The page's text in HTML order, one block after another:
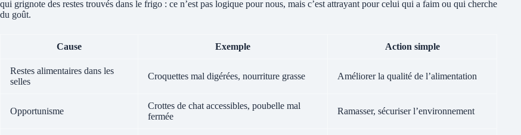
qui grignote des restes trouvés dans le frigo : ce n’est pas logique pour nous, mais c’est attrayant pour celui qui a faim ou qui cherche
du goût.
Cause Exemple Action simple
Restes alimentaires dans les
selles
Croquettes mal digérées, nourriture grasse Améliorer la qualité de l’alimentation
Opportunisme
Crottes de chat accessibles, poubelle mal
fermée
Ramasser, sécuriser l’environnement